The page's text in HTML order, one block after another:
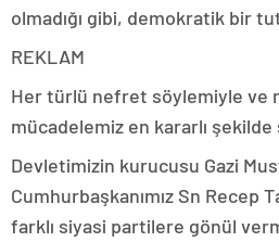
olmadığı gibi, demokratik bir
REKLAM
Her türlü nefret söylemiyle ve
mücadelemiz en kararlı
Devletimizin kurucusu Gazi
Cumhurbaşkanımız Sn Recep
farklı siyasi partilere gönül